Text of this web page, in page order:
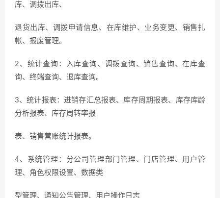
库、调拨出库、
退货出库、调拨申请信息、在库维护、业务变更、销售扎
帐、报废管理。
2、统计查询：入库查询、调拨查询、销售查询、在库查
询、终端查询、退库查询。
3、统计报表：进销存汇总报表、库存周期报表、库存库龄
分析报表、库存周转率报
表、销售营账统计报表。
4、系统管理：分公司管理部门管理、门店管理、用户管
理、角色权限设置、数据类
型管理、通知公告管理、用户操作日志